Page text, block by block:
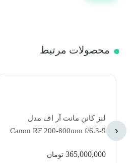
محصولات مرتبط
لنز نیکون مدل Nikon AF-S
NIKKOR 500mm f/5.6E PF
ناموجود
‹